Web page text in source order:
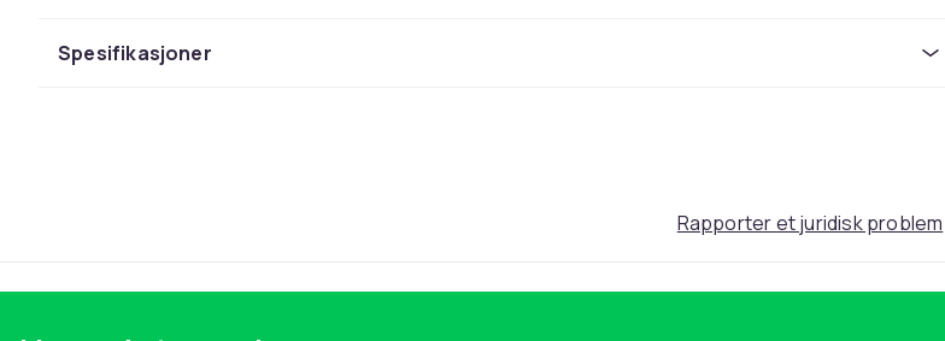
Spesifikasjoner
Rapporter et juridisk problem